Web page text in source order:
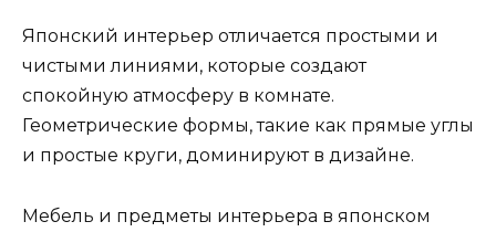
Японский интерьер отличается простыми и
чистыми линиями, которые создают
спокойную атмосферу в комнате.
Геометрические формы, такие как прямые углы
и простые круги, доминируют в дизайне.
Мебель и предметы интерьера в японском